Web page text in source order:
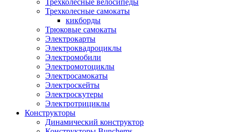
Трехколесные велосипеды
Трехколесные самокаты
кикборды
Трюковые самокаты
Электрокарты
Электроквадроциклы
Электромобили
Электромотоциклы
Электросамокаты
Электроскейты
Электроскутеры
Электротрициклы
Конструкторы
Динамический конструктор